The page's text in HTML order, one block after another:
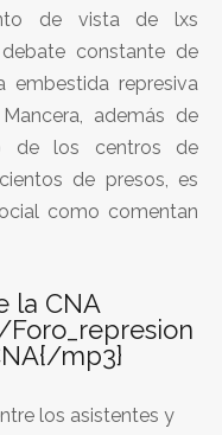
de vista de lxs
constante de
represiva
además de
de los centros de
de presos, es
como comentan
la CNA
mp3}
los asistentes y